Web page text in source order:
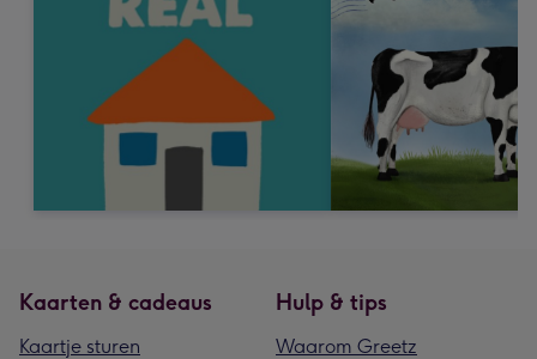
Kaarten & cadeaus
Kaartje sturen
Hulp & tips
Waarom Greetz